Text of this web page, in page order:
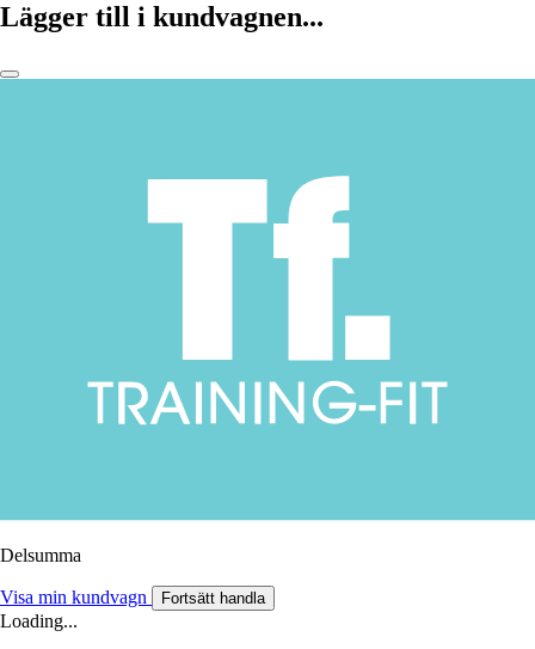
Lägger till i kundvagnen...
Delsumma
Visa min kundvagn Fortsätt handla
Loading...